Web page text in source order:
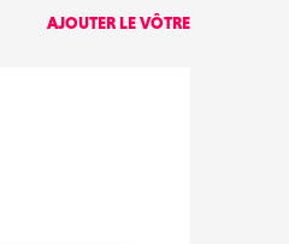
AJOUTER LE VÔTRE